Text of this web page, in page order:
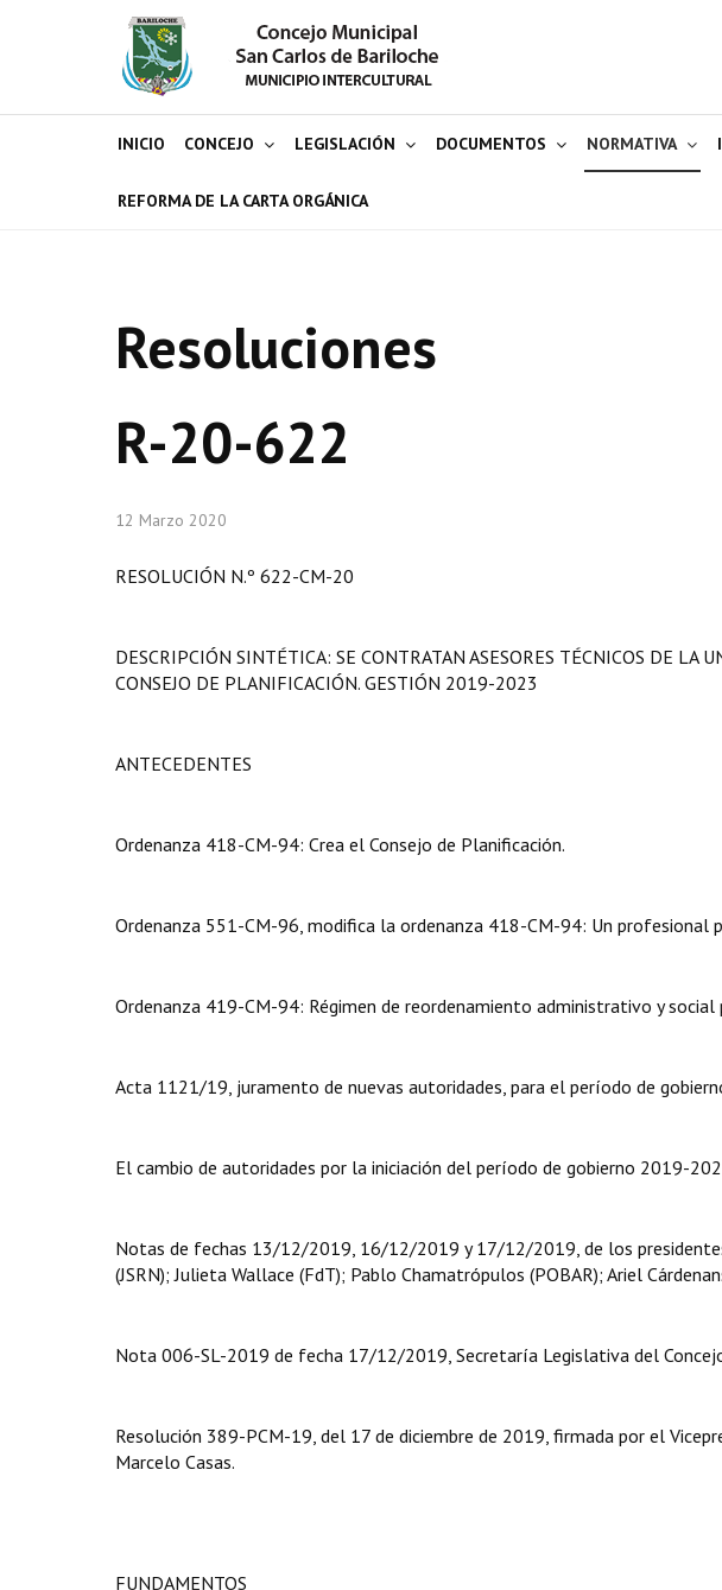
INICIO CONCEJO LEGISLACIÓN DOCUMENTOS NORMATIVA
REFORMA DE LA CARTA ORGÁNICA
Resoluciones
R-20-622
12 Marzo 2020
RESOLUCIÓN N.º 622-CM-20
DESCRIPCIÓN SINTÉTICA: SE CONTRATAN ASESORES TÉCNICOS DE LA
CONSEJO DE PLANIFICACIÓN. GESTIÓN 2019-2023
ANTECEDENTES
Ordenanza 418-CM-94: Crea el Consejo de Planificación.
Ordenanza 551-CM-96, modifica la ordenanza 418-CM-94: Un profesional
Ordenanza 419-CM-94: Régimen de reordenamiento administrativo y social
Acta 1121/19, juramento de nuevas autoridades, para el período de
El cambio de autoridades por la iniciación del período de gobierno 2019-
Notas de fechas 13/12/2019, 16/12/2019 y 17/12/2019, de los
(JSRN); Julieta Wallace (FdT); Pablo Chamatrópulos (POBAR); Ariel
Nota 006-SL-2019 de fecha 17/12/2019, Secretaría Legislativa del
Resolución 389-PCM-19, del 17 de diciembre de 2019, firmada por el
Marcelo Casas.
FUNDAMENTOS